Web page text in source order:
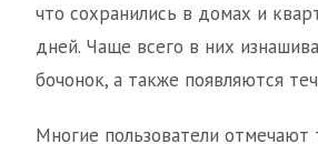
что сохранились в домах и
дней. Чаще всего в них
бочонок, а также появляются
Многие пользователи отмечают